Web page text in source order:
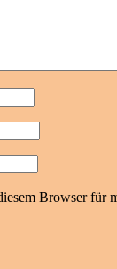
Browser für